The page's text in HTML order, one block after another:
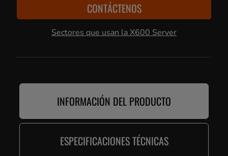
CONTÁCTENOS
Sectores que usan la X600 Server
INFORMACIÓN DEL PRODUCTO
ESPECIFICACIONES TÉCNICAS